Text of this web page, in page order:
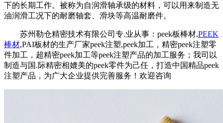
下的长期工作。被称为自润滑轴承级的材料，可以用来制造无
油润滑工况下的耐磨轴套、滑块等高温耐磨件。
苏州勒仓精密技术有限公司专.业从事：peek板棒材,PEEK
棒材,PAI板材的生产厂家peek注塑,peek加工，精密peek注塑零
件加工，超精密peek加工等peek注塑产品的加工服务；我司以
制造与国.际精密相媲美的peek零件为己任，打造中国精品peek
注塑产品，为广大企业提供完善服务！欢迎咨询